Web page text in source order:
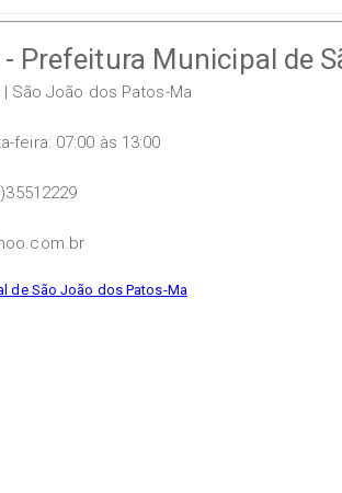
Prefeitura Municipal de
São João dos Patos-Ma
feira: 07:00 às 13:00
de São João dos Patos-Ma